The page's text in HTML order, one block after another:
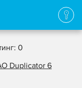
0
Duplicator 6